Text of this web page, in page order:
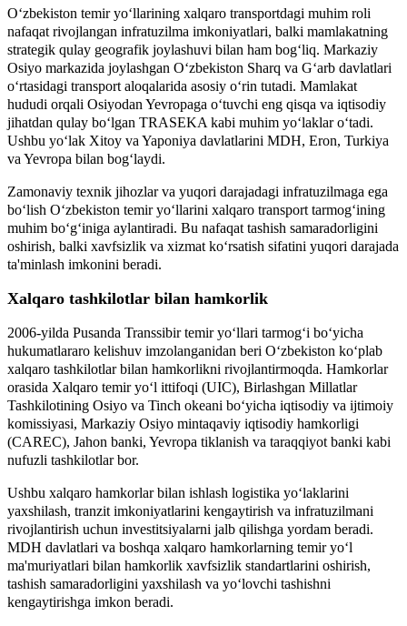
O‘zbekiston temir yo‘llarining xalqaro transportdagi muhim roli
nafaqat rivojlangan infratuzilma imkoniyatlari, balki mamlakatning
strategik qulay geografik joylashuvi bilan ham bog‘liq. Markaziy
Osiyo markazida joylashgan O‘zbekiston Sharq va G‘arb davlatlari
o‘rtasidagi transport aloqalarida asosiy o‘rin tutadi. Mamlakat
hududi orqali Osiyodan Yevropaga o‘tuvchi eng qisqa va iqtisodiy
jihatdan qulay bo‘lgan TRASEKA kabi muhim yo‘laklar o‘tadi.
Ushbu yo‘lak Xitoy va Yaponiya davlatlarini MDH, Eron, Turkiya
va Yevropa bilan bog‘laydi.
Zamonaviy texnik jihozlar va yuqori darajadagi infratuzilmaga ega
bo‘lish O‘zbekiston temir yo‘llarini xalqaro transport tarmog‘ining
muhim bo‘g‘iniga aylantiradi. Bu nafaqat tashish samaradorligini
oshirish, balki xavfsizlik va xizmat ko‘rsatish sifatini yuqori darajada
ta'minlash imkonini beradi.
Xalqaro tashkilotlar bilan hamkorlik
2006-yilda Pusanda Transsibir temir yo‘llari tarmog‘i bo‘yicha
hukumatlararo kelishuv imzolanganidan beri O‘zbekiston ko‘plab
xalqaro tashkilotlar bilan hamkorlikni rivojlantirmoqda. Hamkorlar
orasida Xalqaro temir yo‘l ittifoqi (UIC), Birlashgan Millatlar
Tashkilotining Osiyo va Tinch okeani bo‘yicha iqtisodiy va ijtimoiy
komissiyasi, Markaziy Osiyo mintaqaviy iqtisodiy hamkorligi
(CAREC), Jahon banki, Yevropa tiklanish va taraqqiyot banki kabi
nufuzli tashkilotlar bor.
Ushbu xalqaro hamkorlar bilan ishlash logistika yo‘laklarini
yaxshilash, tranzit imkoniyatlarini kengaytirish va infratuzilmani
rivojlantirish uchun investitsiyalarni jalb qilishga yordam beradi.
MDH davlatlari va boshqa xalqaro hamkorlarning temir yo‘l
ma'muriyatlari bilan hamkorlik xavfsizlik standartlarini oshirish,
tashish samaradorligini yaxshilash va yo‘lovchi tashishni
kengaytirishga imkon beradi.